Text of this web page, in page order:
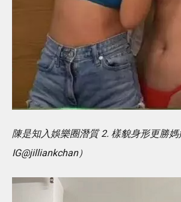
陳是知入娛樂圈潛質 2. 樣貌身形更勝媽
IG@jilliankchan）